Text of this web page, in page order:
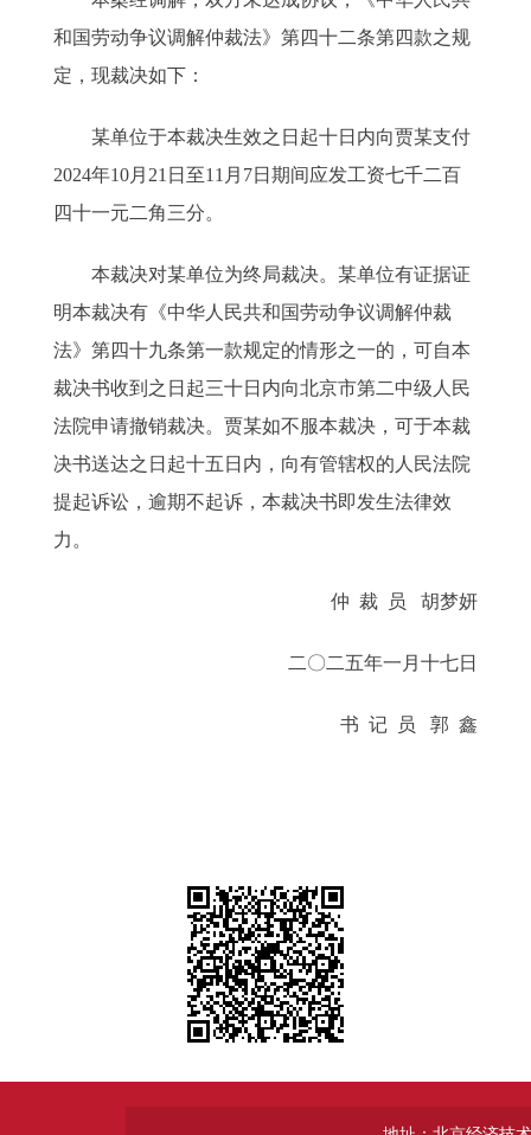
和国劳动争议调解仲裁法》第四十二条第四款之规
定，现裁决如下：
某单位于本裁决生效之日起十日内向贾某支付
2024年10月21日至11月7日期间应发工资七千二百
四十一元二角三分。
本裁决对某单位为终局裁决。某单位有证据证
明本裁决有《中华人民共和国劳动争议调解仲裁
法》第四十九条第一款规定的情形之一的，可自本
裁决书收到之日起三十日内向北京市第二中级人民
法院申请撤销裁决。贾某如不服本裁决，可于本裁
决书送达之日起十五日内，向有管辖权的人民法院
提起诉讼，逾期不起诉，本裁决书即发生法律效
力。
仲 裁 员 胡梦妍
二〇二五年一月十七日
书 记 员 郭 鑫